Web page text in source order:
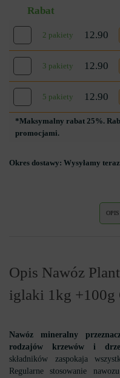
Rabat
2 pakiety 12.90
3 pakiety 12.90
5 pakiety 12.90
*Maksymalny rabat 25%.
promocjami.
Okres dostawy: Wysyłamy teraz
OPIS
Opis Nawóz
iglaki 1kg +100g
Nawóz mineralny
rodzajów krzewów i
składników zaspokaja
Regularne stosowanie